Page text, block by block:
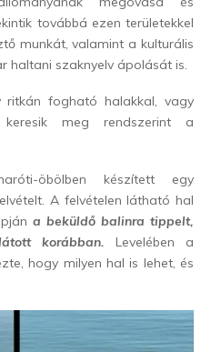
továbbá ezen területekkel
munkát, valamint a kulturális
haltani szaknyelv ápolását is.
ritkán fogható halakkal, vagy
keresik meg rendszerint a
öbölben készített egy
A felvételen látható hal
a beküldő balinra tippelt,
korábban. Levelében a
hogy milyen hal is lehet, és